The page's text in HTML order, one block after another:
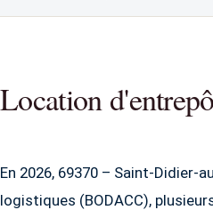
Location
En 2026, 69370 – Saint-
logistiques (BODACC),